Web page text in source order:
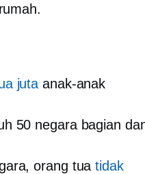
juta anak-anak
50 negara bagian
orang tuatidak